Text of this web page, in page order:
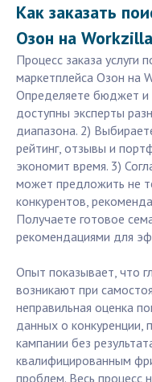
Как заказать
Озон на
Процесс заказа услуги
маркетплейса Озон на
Определяете бюджет и
доступны эксперты
диапазона. 2)
рейтинг, отзывы и
экономит время. 3)
может предложить не
конкурентов,
Получаете готовое
рекомендациями для
Опыт показывает, что
возникают при
неправильная оценка
данных о конкуренции,
кампании без
квалифицированным
проблем. Весь процесс